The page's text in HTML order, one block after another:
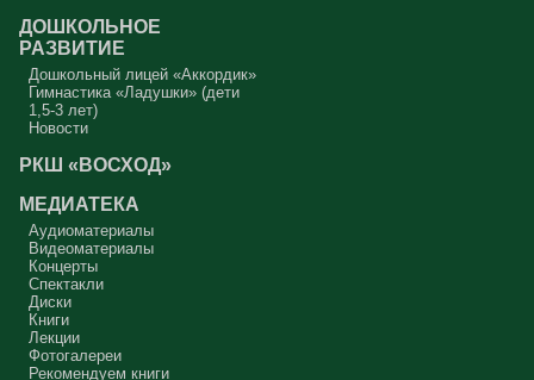
ДОШКОЛЬНОЕ
РАЗВИТИЕ
Дошкольный лицей «Аккордик»
Гимнастика «Ладушки» (дети
1,5-3 лет)
Новости
РКШ «ВОСХОД»
МЕДИАТЕКА
Аудиоматериалы
Видеоматериалы
Концерты
Спектакли
Диски
Книги
Лекции
Фотогалереи
Рекомендуем книги